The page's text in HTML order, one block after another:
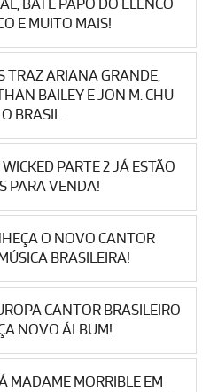
BATE PAPO DO ELENCO
E MUITO MAIS!
TRAZ ARIANA GRANDE,
BAILEY E JON M. CHU
BRASIL
PARTE 2 JÁ ESTÃO
PARA VENDA!
O NOVO CANTOR
BRASILEIRA!
CANTOR BRASILEIRO
NOVO ÁLBUM!
MADAME MORRIBLE EM